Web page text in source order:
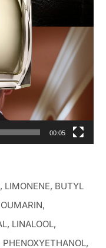
00:05
LIMONENE, BUTYL
LINALOOL,